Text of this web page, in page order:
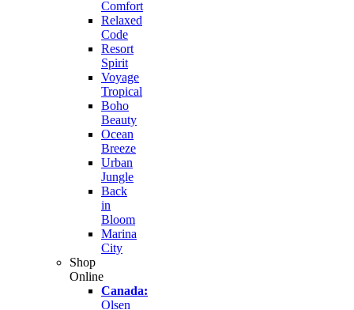
Comfort
Relaxed
Code
Resort
Spirit
Voyage
Tropical
Boho
Beauty
Ocean
Breeze
Urban
Jungle
Back
in
Bloom
Marina
City
Shop
Online
Canada:
Olsen